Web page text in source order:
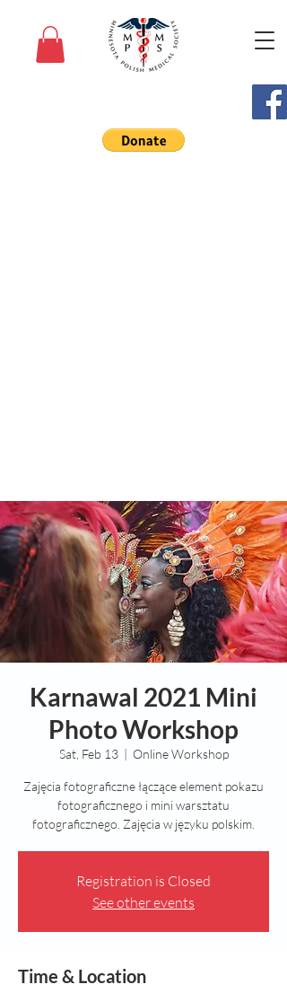
Karnawal 2021 Mini
Photo Workshop
Sat, Feb 13
  |
Online Workshop
Zajęcia fotograficzne łączące element pokazu
fotograficznego i mini warsztatu
fotograficznego. Zajęcia w języku polskim.
Registration is Closed
See other events
Time & Location